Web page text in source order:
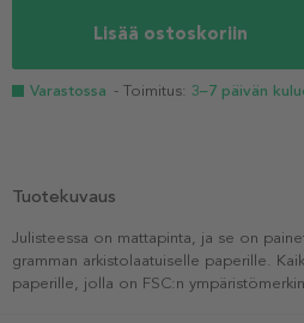
Lisää ostoskoriin
Varastossa - Toimitus: 3–7 päivän
Tuotekuvaus
Julisteessa on mattapinta, ja se on
gramman arkistolaatuiselle paperille.
paperille, jolla on FSC:n